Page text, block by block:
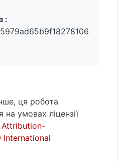
:
ця робота
умовах ліцензії
Attribution-
International